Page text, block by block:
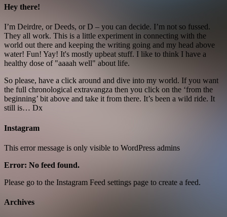
Hey there!
I’m Deirdre, or Deeds, or D – you can decide. I’m not so fussed.
They all work. This is a little experiment in connecting with the
world out there and keeping the writing going and my head above
water! Fun! Yay! It's mostly upbeat stuff. I like to think I have a
healthy dose of "aaaah well" about life.
So please, have a click around and dive into my world. If you want
the full chronological extravangza then you click on the ‘from the
beginning’ bit above and take it from there. It’s been a wild ride. It
still is… Dx
Instagram
This error message is only visible to WordPress admins
Error: No feed found.
Please go to the Instagram Feed settings page to create a feed.
Archives